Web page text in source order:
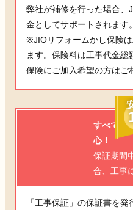
弊社が補修を行った場合、
金としてサポートされます。
※JIOリフォームかし保険
ます。保険料は工事代金総
保険にご加入希望の方はご
すべての
心！
保証期間
合、工事
「工事保証」の保証書を